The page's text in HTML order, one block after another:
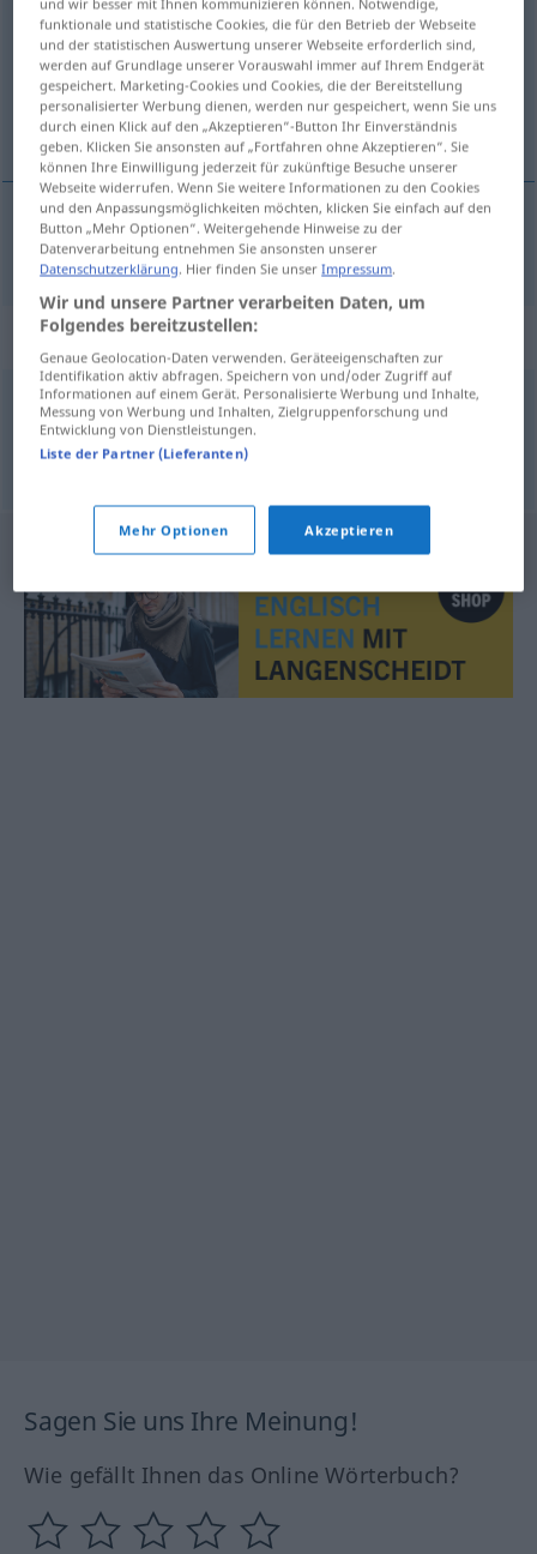
Übersicht aller Übersetzungen
(Für mehr Details die Übersetzung anklicken/antippen)
affix
affix Affix LING Anfügeelement
Synonyme für "Affix"
Anhängsel (ugs.)
Sagen Sie uns Ihre Meinung!
Wie gefällt Ihnen das Online Wörterbuch?
funktionale und statistische Cookies, die für den Betrieb der Webseite
und der statistischen Auswertung unserer Webseite erforderlich sind,
werden auf Grundlage unserer Vorauswahl immer auf Ihrem Endgerät
gespeichert. Marketing-Cookies und Cookies, die der Bereitstellung
personalisierter Werbung dienen, werden nur gespeichert, wenn Sie uns
durch einen Klick auf den „Akzeptieren“-Button Ihr Einverständnis
geben. Klicken Sie ansonsten auf „Fortfahren ohne Akzeptieren“. Sie
können Ihre Einwilligung jederzeit für zukünftige Besuche unserer
Webseite widerrufen. Wenn Sie weitere Informationen zu den Cookies
und den Anpassungsmöglichkeiten möchten, klicken Sie einfach auf den
Button „Mehr Optionen“. Weitergehende Hinweise zu der
Datenverarbeitung entnehmen Sie ansonsten unserer
Datenschutzerklärung . Hier finden Sie unserImpressum
Wir und unsere Partner verarbeiten Daten, um
Folgendes bereitzustellen:
Genaue Geolocation-Daten verwenden. Geräteeigenschaften zur
Identifikation aktiv abfragen. Speichern von und/oder Zugriff auf
Informationen auf einem Gerät. Personalisierte Werbung und Inhalte,
Messung von Werbung und Inhalten, Zielgruppenforschung und
Entwicklung von Dienstleistungen.
Liste der Partner (Lieferanten)
Mehr Optionen Akzeptieren